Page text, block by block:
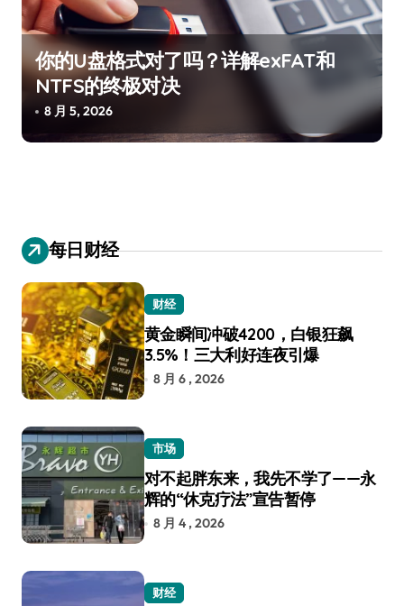
你的U盘格式对了吗？详解exFAT和
NTFS的终极对决
8 月 5, 2026
每日财经
财经
黄金瞬间冲破4200，白银狂飙
3.5%！三大利好连夜引爆
8 月 6 , 2026
市场
对不起胖东来，我先不学了——永
辉的“休克疗法”宣告暂停
8 月 4 , 2026
财经